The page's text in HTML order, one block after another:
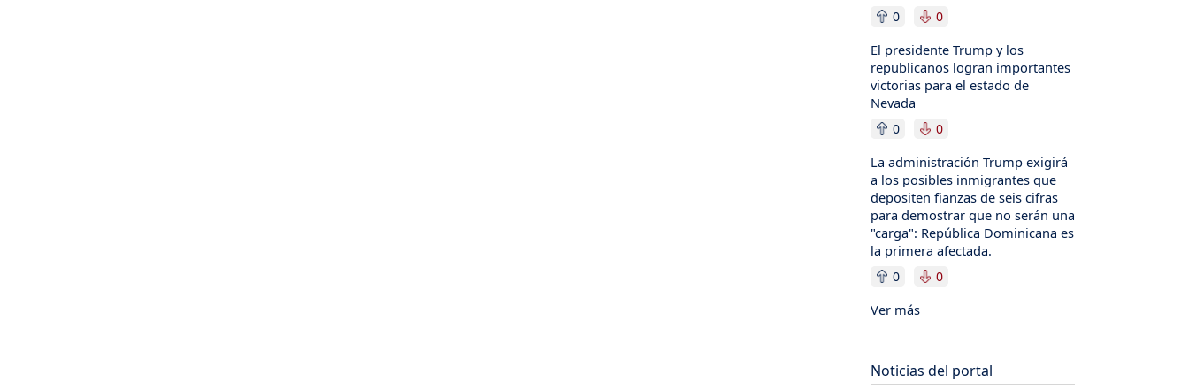
0 0
El presidente Trump y los
republicanos logran importantes
victorias para el estado de
Nevada
0 0
La administración Trump exigirá
a los posibles inmigrantes que
depositen fianzas de seis cifras
para demostrar que no serán una
"carga": República Dominicana es
la primera afectada.
0 0
Ver más
Noticias del portal